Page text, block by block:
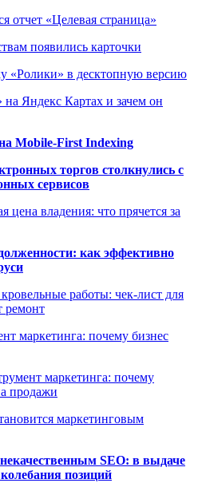
отчет «Целевая страница»
появились карточки
«Ролики» в десктопную версию
на Яндекс Картах и зачем он
Mobile-First Indexing
торгов столкнулись с
сервисов
владения: что прячется за
как эффективно
работы: чек-лист для
ремонт
маркетинга: почему бизнес
маркетинга: почему
продажи
маркетинговым
некачественным SEO: в выдаче
позиций